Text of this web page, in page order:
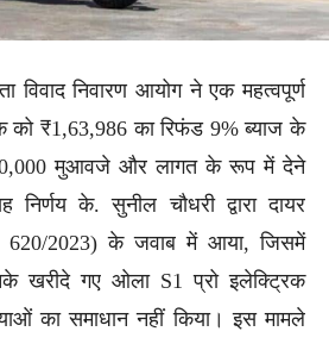
विवाद निवारण आयोग ने एक महत्वपूर्ण
को ₹1,63,986 का रिफंड 9% ब्याज के
मुआवजे और लागत के रूप में देने
के. सुनील चौधरी द्वारा दायर
2023) के जवाब में आया, जिसमें
खरीदे गए ओला S1 प्रो इलेक्ट्रिक
का समाधान नहीं किया। इस मामले